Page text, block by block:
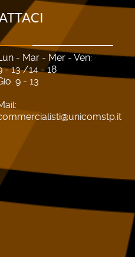
- Mar - Mer - Ven:
- 13 /14 - 18
9 - 13